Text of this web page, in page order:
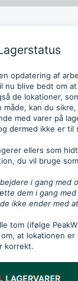
opdatering af
nu blive bedt om
de lokationer,
måde, kan du
med varer på
dermed ikke er til
ellers som
du vil bruge
i gang med
dem i gang med
ikke ender med
tom (ifølge
at lokationen
korrekt.